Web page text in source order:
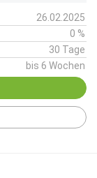
26.02.2025
0 %
30 Tage
bis 6 Wochen